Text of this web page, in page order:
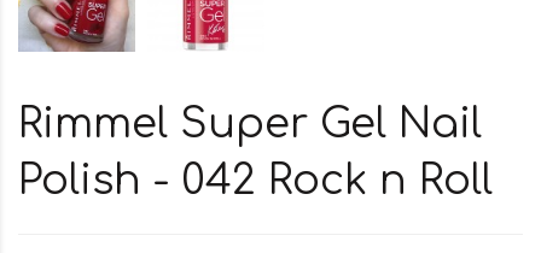
Rimmel Super Gel Nail
Polish - 042 Rock n Roll